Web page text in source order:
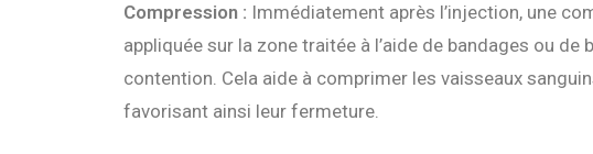
Compression : Immédiatement après l’injection, une
appliquée sur la zone traitée à l’aide de bandages ou de
contention. Cela aide à comprimer les vaisseaux
favorisant ainsi leur fermeture.